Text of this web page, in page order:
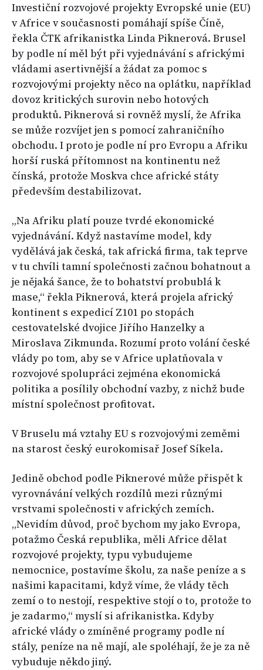
Investiční rozvojové projekty Evropské unie (EU)
v Africe v současnosti pomáhají spíše Číně,
řekla ČTK afrikanistka Linda Piknerová. Brusel
by podle ní měl být při vyjednávání s africkými
vládami asertivnější a žádat za pomoc s
rozvojovými projekty něco na oplátku, například
dovoz kritických surovin nebo hotových
produktů. Piknerová si rovněž myslí, že Afrika
se může rozvíjet jen s pomocí zahraničního
obchodu. I proto je podle ní pro Evropu a Afriku
horší ruská přítomnost na kontinentu než
čínská, protože Moskva chce africké státy
především destabilizovat.
„Na Afriku platí pouze tvrdé ekonomické
vyjednávání. Když nastavíme model, kdy
vydělává jak česká, tak africká firma, tak teprve
v tu chvíli tamní společnosti začnou bohatnout a
je nějaká šance, že to bohatství probublá k
mase,“ řekla Piknerová, která projela africký
kontinent s expedicí Z101 po stopách
cestovatelské dvojice Jiřího Hanzelky a
Miroslava Zikmunda. Rozumí proto volání české
vlády po tom, aby se v Africe uplatňovala v
rozvojové spolupráci zejména ekonomická
politika a posílily obchodní vazby, z nichž bude
místní společnost profitovat.
V Bruselu má vztahy EU s rozvojovými zeměmi
na starost český eurokomisař Josef Síkela.
Jedině obchod podle Piknerové může přispět k
vyrovnávání velkých rozdílů mezi různými
vrstvami společnosti v afrických zemích.
„Nevidím důvod, proč bychom my jako Evropa,
potažmo Česká republika, měli Africe dělat
rozvojové projekty, typu vybudujeme
nemocnice, postavíme školu, za naše peníze a s
našimi kapacitami, když víme, že vlády těch
zemí o to nestojí, respektive stojí o to, protože to
je zadarmo,“ myslí si afrikanistka. Kdyby
africké vlády o zmíněné programy podle ní
stály, peníze na ně mají, ale spoléhají, že je za ně
vybuduje někdo jiný.